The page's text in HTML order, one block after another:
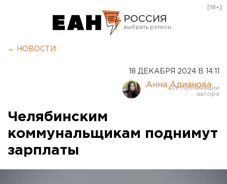
РОССИЯ
Курган
Оренбург
[18+]
← НОВОСТИ
18 ДЕКАБРЯ 2024 В 14:11
Анна Адианова
Челябинским
коммунальщикам поднимут
зарплаты